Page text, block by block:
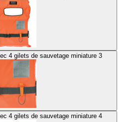
Besto sac de rangement avec 4 gilets de sauvetage miniature 3
Besto sac de rangement avec 4 gilets de sauvetage miniature 4